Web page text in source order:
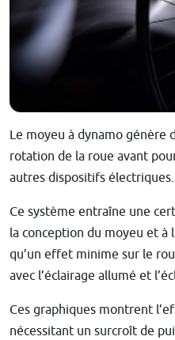
Le moyeu à dynamo génère
rotation de la roue avant
autres dispositifs électriques.
Ce système entraîne une
la conception du moyeu et à
qu’un effet minime sur le
avec l’éclairage allumé et
Ces graphiques montrent
nécessitant un surcroît de